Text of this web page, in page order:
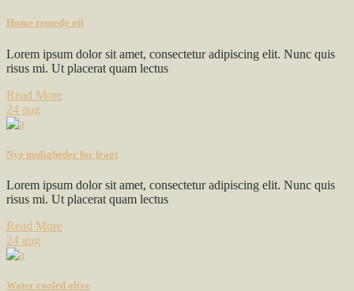
Home remedy oil
Lorem ipsum dolor sit amet, consectetur adipiscing elit. Nunc quis
risus mi. Ut placerat quam lectus
Read More
24 aug
Nye muligheder for fragt
Lorem ipsum dolor sit amet, consectetur adipiscing elit. Nunc quis
risus mi. Ut placerat quam lectus
Read More
24 aug
Water cooled olive